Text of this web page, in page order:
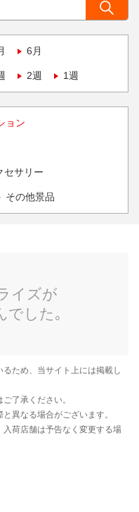
6月
2週 1週
ョン
セサリー
その他景品